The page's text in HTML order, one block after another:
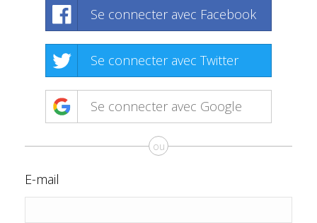
Se connecter avec Facebook
Se connecter avec Twitter
Se connecter avec Google
ou
E-mail